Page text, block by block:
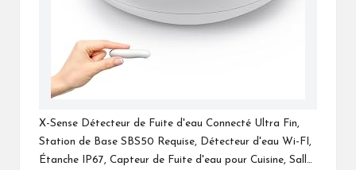
X-Sense Détecteur de Fuite d'eau Connecté Ultra Fin,
Station de Base SBS50 Requise, Détecteur d'eau Wi-FI,
Étanche IP67, Capteur de Fuite d'eau pour Cuisine, Salle